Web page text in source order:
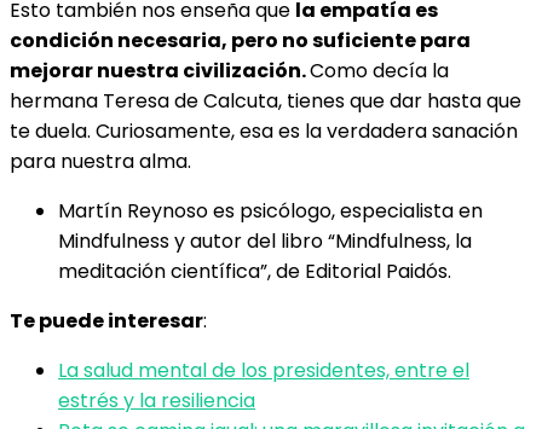
Esto también nos enseña que la empatía es
condición necesaria, pero no suficiente para
mejorar nuestra civilización.Como decía la
hermana Teresa de Calcuta, tienes que dar hasta que
te duela. Curiosamente, esa es la verdadera sanación
para nuestra alma.
Martín Reynoso es psicólogo, especialista en
Mindfulness y autor del libro “Mindfulness, la
meditación científica”, de Editorial Paidós.
Te puede interesar:
La salud mental de los presidentes, entre el
estrés y la resiliencia